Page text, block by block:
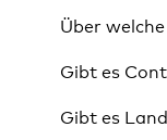
Über
Gibt es
Gibt es